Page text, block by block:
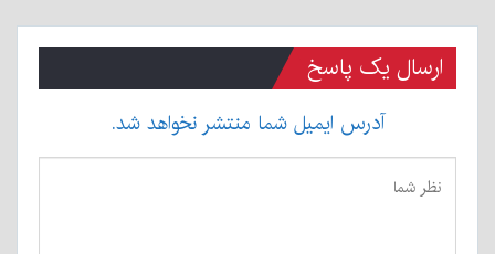
ارسال یک پاسخ
آدرس ایمیل شما منتشر نخواهد شد.